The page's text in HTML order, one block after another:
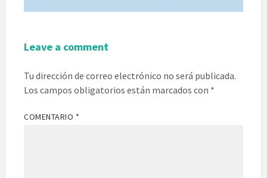
Leave a comment
Tu dirección de correo electrónico no será publicada.
Los campos obligatorios están marcados con *
COMENTARIO *